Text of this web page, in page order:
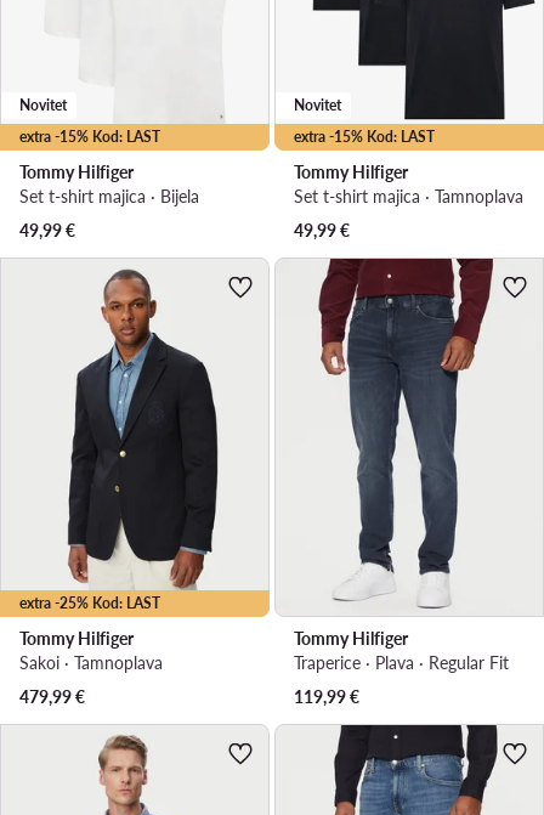
extra -15% Kod: LAST
Novitet
Tommy Hilfiger
Set t-shirt majica · Bijela
49,99€
extra -15% Kod: LAST
Novitet
Tommy Hilfiger
Set t-shirt majica · Tamnoplava
49,99€
extra -25% Kod: LAST
Tommy Hilfiger
Sakoi · Tamnoplava
479,99€
Tommy Hilfiger
Traperice · Plava · Regular Fit
119,99€